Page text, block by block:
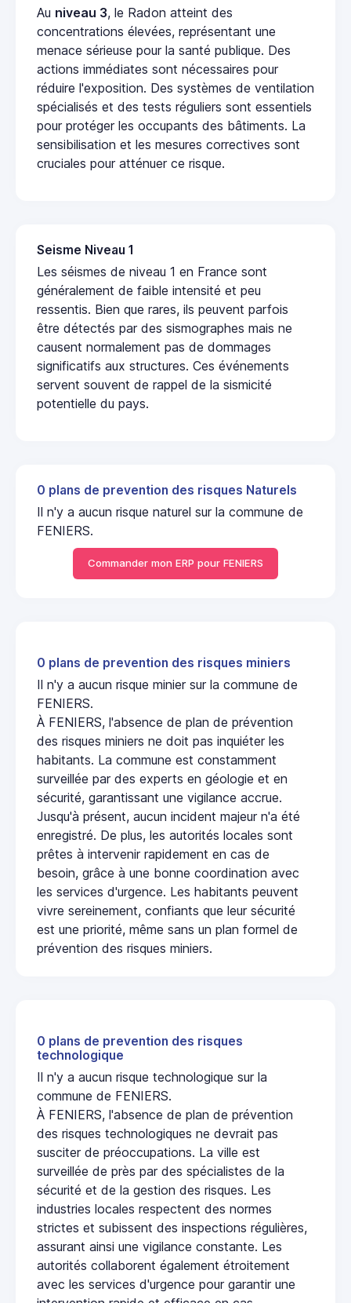
Au niveau 3, le Radon atteint des
concentrations élevées, représentant une
menace sérieuse pour la santé publique. Des
actions immédiates sont nécessaires pour
réduire l'exposition. Des systèmes de ventilation
spécialisés et des tests réguliers sont essentiels
pour protéger les occupants des bâtiments. La
sensibilisation et les mesures correctives sont
cruciales pour atténuer ce risque.
Seisme Niveau 1
Les séismes de niveau 1 en France sont
généralement de faible intensité et peu
ressentis. Bien que rares, ils peuvent parfois
être détectés par des sismographes mais ne
causent normalement pas de dommages
significatifs aux structures. Ces événements
servent souvent de rappel de la sismicité
potentielle du pays.
0 plans de prevention des risques Naturels
Il n'y a aucun risque naturel sur la commune de
FENIERS.
Commander mon ERP pour FENIERS
0 plans de prevention des risques miniers
Il n'y a aucun risque minier sur la commune de
FENIERS.
À FENIERS, l'absence de plan de prévention
des risques miniers ne doit pas inquiéter les
habitants. La commune est constamment
surveillée par des experts en géologie et en
sécurité, garantissant une vigilance accrue.
Jusqu'à présent, aucun incident majeur n'a été
enregistré. De plus, les autorités locales sont
prêtes à intervenir rapidement en cas de
besoin, grâce à une bonne coordination avec
les services d'urgence. Les habitants peuvent
vivre sereinement, confiants que leur sécurité
est une priorité, même sans un plan formel de
prévention des risques miniers.
0 plans de prevention des risques
technologique
Il n'y a aucun risque technologique sur la
commune de FENIERS.
À FENIERS, l'absence de plan de prévention
des risques technologiques ne devrait pas
susciter de préoccupations. La ville est
surveillée de près par des spécialistes de la
sécurité et de la gestion des risques. Les
industries locales respectent des normes
strictes et subissent des inspections régulières,
assurant ainsi une vigilance constante. Les
autorités collaborent également étroitement
avec les services d'urgence pour garantir une